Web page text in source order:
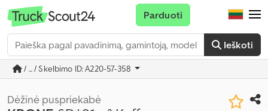
Ieškoti
Parduoti
/ ... / Skelbimo ID: A220-57-358
Dėžinė puspriekabė